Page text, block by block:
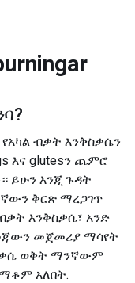
?
ብቃት እንቅስቃሴን
እና glutesን ጨምሮ
ይሁን እንጂ ጉዳት
ቅርጽ ማረጋገጥ
እንቅስቃሴ፣ አንድ
መጀመሪያ ማሳየት
ወቅት ማንኛውም
አለበት.